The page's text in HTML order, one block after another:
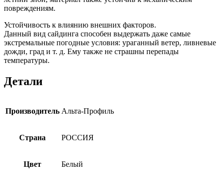
повреждениям.
Устойчивость к влиянию внешних факторов.
Данный вид сайдинга способен выдержать даже самые
экстремальные погодные условия: ураганный ветер, ливневые
дожди, град и т. д. Ему также не страшны перепады
температуры.
Детали
Производитель Альта-Профиль
Страна РОССИЯ
Цвет Белый